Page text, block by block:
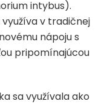
intybus).
v tradičnej
nápoju s
pripomínajúcou
sa využívala ako